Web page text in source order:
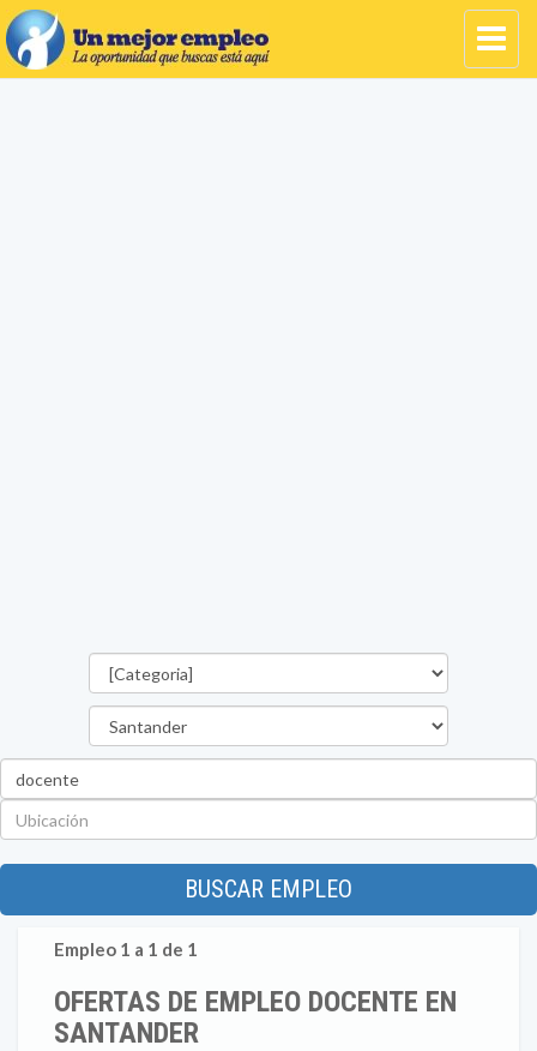
BUSCAR EMPLEO
Empleo 1 a 1 de 1
OFERTAS DE EMPLEO DOCENTE EN
SANTANDER